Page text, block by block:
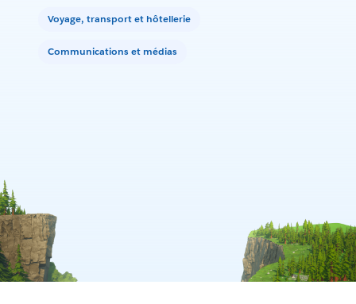
Voyage, transport et hôtellerie
Communications et médias